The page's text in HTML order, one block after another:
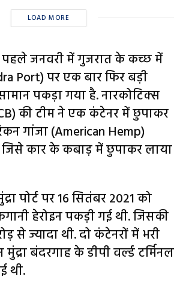
LOAD MORE
जनवरी में गुजरात के कच्छ में
Port) पर एक बार फिर बड़ी
पकड़ा गया है. नारकोटिक्स
की टीम ने एक कंटेनर में छुपाकर
गांजा (American Hemp)
जिसे कार के कबाड़ में छुपाकर लाया
पोर्ट पर 16 सितंबर 2021 को
हेरोइन पकड़ी गई थी. जिसकी
से ज्यादा थी. दो कंटेनरों में भरी
मुंद्रा बंदरगाह के डीपी वर्ल्ड टर्मिनल
थी.